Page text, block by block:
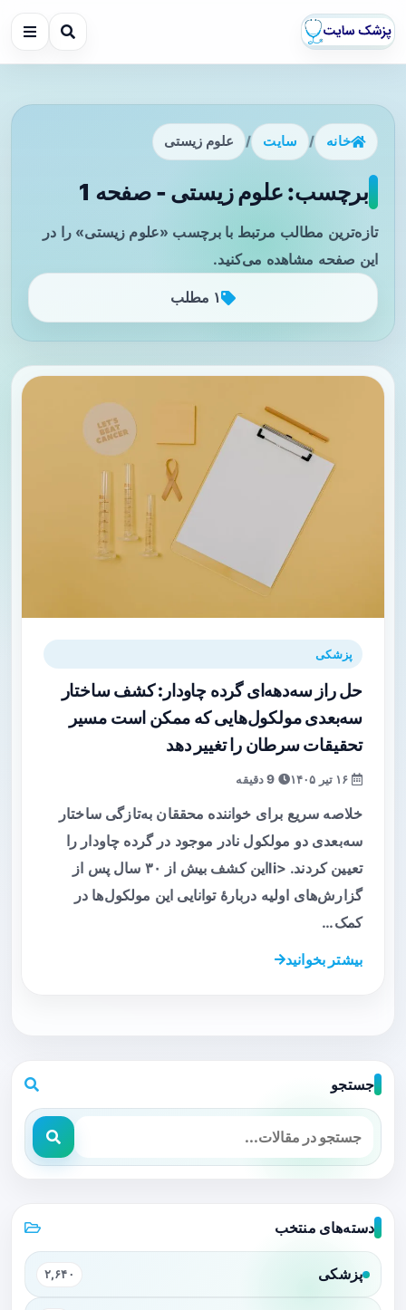
خانه / سایت / علوم زیستی
برچسب: علوم زیستی - صفحه 1
تازه‌ترین مطالب مرتبط با برچسب «علوم زیستی» را در
این صفحه مشاهده می‌کنید.
۱ مطلب
پزشکی
حل راز سه‌دهه‌ای گرده چاودار: کشف ساختار
سه‌بعدی مولکول‌هایی که ممکن است مسیر
تحقیقات سرطان را تغییر دهد
خلاصه سریع برای خواننده محققان به‌تازگی ساختار
سه‌بعدی دو مولکول نادر موجود در گرده چاودار را
تعیین کردند. <liاین کشف بیش از ۳۰ سال پس از
گزارش‌های اولیه دربارهٔ توانایی این مولکول‌ها در
کمک…
بیشتر بخوانید
جستجو
دسته‌های منتخب
پزشکی ۲,۶۴۰